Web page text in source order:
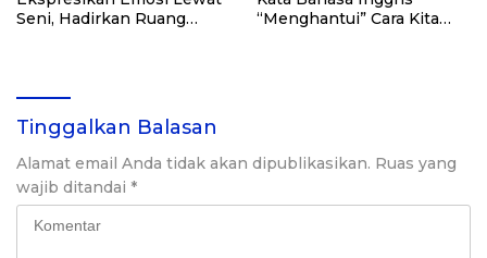
Seni, Hadirkan Ruang
“Menghantui” Cara Kita
Tinggalkan Balasan
Alamat email Anda tidak akan dipublikasikan. Ruas yang
wajib ditandai *